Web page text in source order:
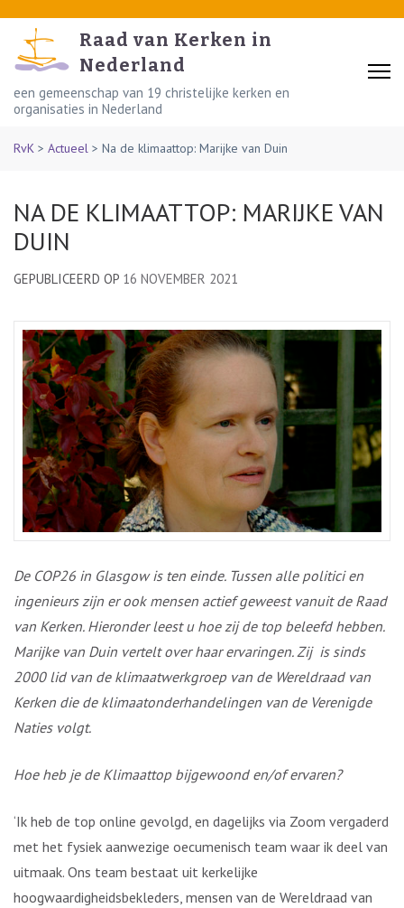
content
(Press
Enter)
Raad van Kerken in
Nederland
een gemeenschap van 19 christelijke kerken en
organisaties in Nederland
RvK > Actueel > Na de klimaattop: Marijke van Duin
NA DE KLIMAATTOP: MARIJKE VAN
DUIN
GEPUBLICEERD OP 16 NOVEMBER 2021
De COP26 in Glasgow is ten einde. Tussen alle politici en
ingenieurs zijn er ook mensen actief geweest vanuit de Raad
van Kerken. Hieronder leest u hoe zij de top beleefd hebben.
Marijke van Duin vertelt over haar ervaringen. Zij is sinds
2000 lid van de klimaatwerkgroep van de Wereldraad van
Kerken die de klimaatonderhandelingen van de Verenigde
Naties volgt.
Hoe heb je de Klimaattop bijgewoond en/of ervaren?
‘Ik heb de top online gevolgd, en dagelijks via Zoom vergaderd
met het fysiek aanwezige oecumenisch team waar ik deel van
uitmaak. Ons team bestaat uit kerkelijke
hoogwaardigheidsbekleders, mensen van de Wereldraad van